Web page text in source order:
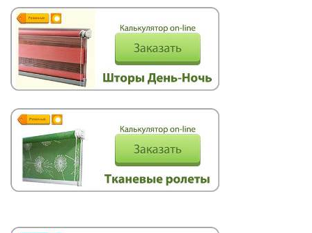
Рулонные
Горизонтальные
Вертикальные
Римские